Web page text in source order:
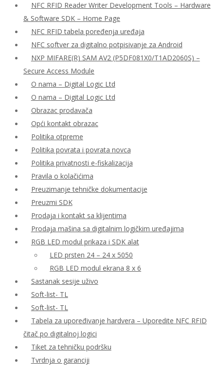
NFC RFID Reader Writer Development Tools – Hardware
& Software SDK – Home Page
NFC RFID tabela poređenja uređaja
NFC softver za digitalno potpisivanje za Android
NXP MIFARE(R) SAM AV2 (P5DF081X0/T1AD2060S) –
Secure Access Module
O nama – Digital Logic Ltd
O nama – Digital Logic Ltd
Obrazac prodavača
Opći kontakt obrazac
Politika otpreme
Politika povrata i povrata novca
Politika privatnosti e-fiskalizacija
Pravila o kolačićima
Preuzimanje tehničke dokumentacije
Preuzmi SDK
Prodaja i kontakt sa klijentima
Prodaja mašina sa digitalnim logičkim uređajima
RGB LED modul prikaza i SDK alat
LED prsten 24 – 24 x 5050
RGB LED modul ekrana 8 x 6
Sastanak sesije uživo
Soft-list- TL
Soft-list- TL
Tabela za upoređivanje hardvera – Uporedite NFC RFID
čitač po digitalnoj logici
Tiket za tehničku podršku
Tvrdnja o garanciji